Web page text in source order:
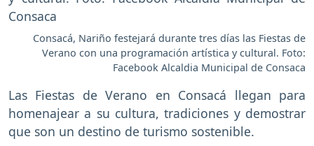
Consacá, Nariño festejará durante tres días las Fiestas de
Verano con una programación artística y cultural. Foto:
Facebook Alcaldia Municipal de Consaca
Las Fiestas de Verano en Consacá llegan para
homenajear a su cultura, tradiciones y demostrar
que son un destino de turismo sostenible.